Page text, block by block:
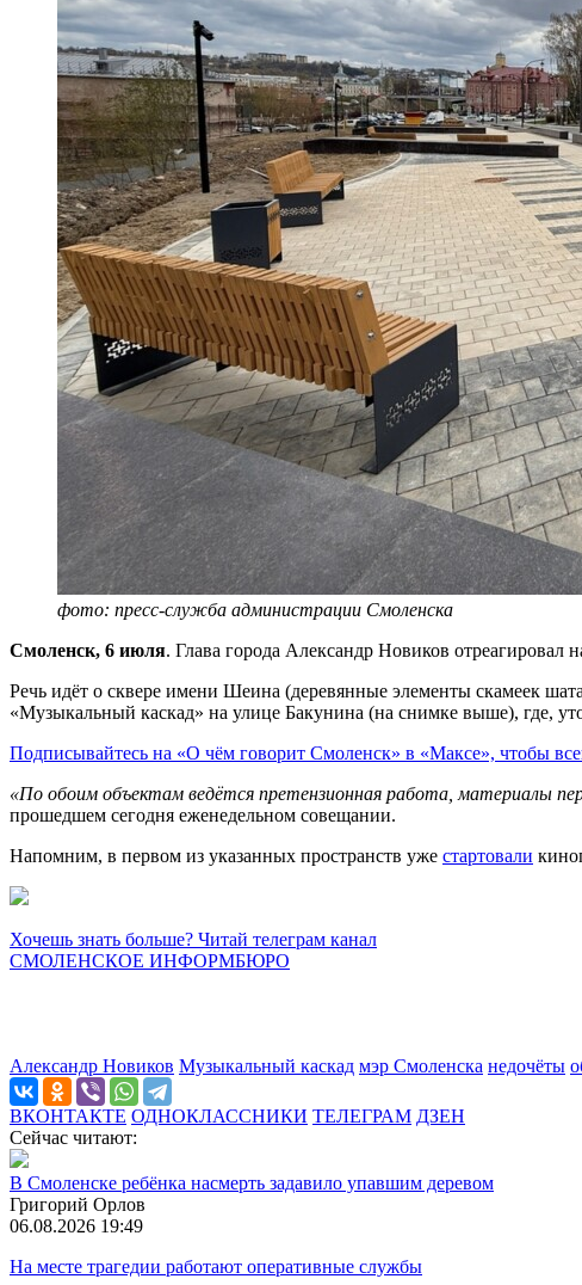
фото: пресс-служба администрации Смоленска
Смоленск, 6 июля. Глава города Александр Новиков
Речь идёт о сквере имени Шеина (деревянные элементы скамеек
«Музыкальный каскад» на улице Бакунина (на снимке выше), где,
Подписывайтесь на «О чём говорит Смоленск» в «Максе», чтобы
«По обоим объектам ведётся претензионная работа, материалы
прошедшем сегодня еженедельном совещании.
Напомним, в первом из указанных пространств уже стартовали
Хочешь знать больше? Читай телеграм канал
СМОЛЕНСКОЕ ИНФОРМБЮРО
Александр Новиков Музыкальный каскад мэр Смоленска недочёты
ВКОНТАКТЕ ОДНОКЛАССНИКИ ТЕЛЕГРАМ ДЗЕН
Сейчас читают:
В Смоленске ребёнка насмерть задавило упавшим деревом
Григорий Орлов
06.08.2026 19:49
На месте трагедии работают оперативные службы